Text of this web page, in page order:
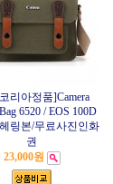
리아정품]Camera
6520 / EOS 100D
링본/무료사진인화
권
23,000원